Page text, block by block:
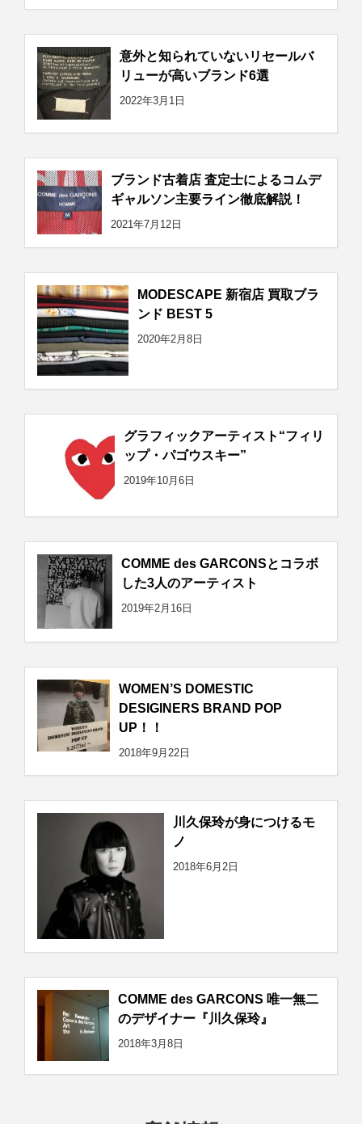
意外と知られていないリセールバ
リューが高いブランド6選
2022年3月1日
ブランド古着店 査定士によるコムデ
ギャルソン主要ライン徹底解説！
2021年7月12日
MODESCAPE 新宿店 買取ブラ
ンド BEST 5
2020年2月8日
グラフィックアーティスト“フィリ
ップ・パゴウスキー”
2019年10月6日
COMME des GARCONSとコラボ
した3人のアーティスト
2019年2月16日
WOMEN’S DOMESTIC
DESIGINERS BRAND POP
UP！！
2018年9月22日
川久保玲が身につけるモ
ノ
2018年6月2日
COMME des GARCONS 唯一無二
のデザイナー『川久保玲』
2018年3月8日